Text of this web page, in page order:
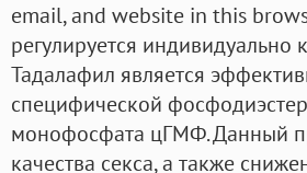
email, and website in this
регулируется
Тадалафил является
специфической
монофосфата цГМФ. Данный
качества секса, а также